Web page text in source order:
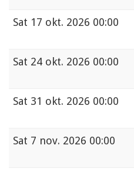
Sat 17 okt. 2026 00:00
Sat 24 okt. 2026 00:00
Sat 31 okt. 2026 00:00
Sat 7 nov. 2026 00:00